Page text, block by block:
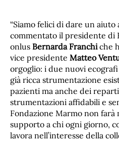
“Siamo felici di dare un aiuto
commentato il presidente di
onlus Bernarda Franchiche
vice presidente Matteo
orgoglio: i due nuovi
già ricca strumentazione
pazienti ma anche dei
strumentazioni affidabili e
Fondazione Marmo non
supporto a chi ogni giorno,
lavora nell’interesse della